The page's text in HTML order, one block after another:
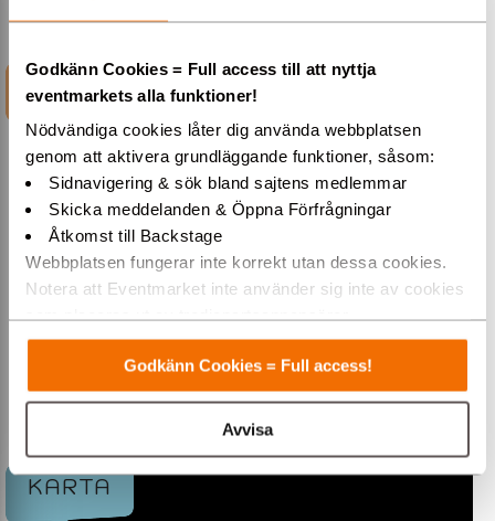
Godkänn Cookies = Full access till att nyttja
eventmarkets alla funktioner!
Nödvändiga cookies låter dig använda webbplatsen
genom att aktivera grundläggande funktioner, såsom:
Sidnavigering & sök bland sajtens medlemmar
Skicka meddelanden & Öppna Förfrågningar
Åtkomst till Backstage
Webbplatsen fungerar inte korrekt utan dessa cookies.
Notera att Eventmarket inte använder sig inte av cookies
som placeras ut av tredjepartsannonsörer.
Varmt välkommen till Eventmarket!
Godkänn Cookies = Full access!
Avvisa
INFORMATION
Gästantal
600
Sittande matgäster
230
EVENT PÅ SÖDRA TEATERN
Södra Teatern i Stockholm erbjuder anrika
eventlokaler och konferenslokaler. Bistår med
egna eventproducenter, catering & personal...
Max kapacitet Mingel: 600 pers
Största konferenslokal/hörsal: 414 pers
Sittande matgäster: 80 / 150 / 100 pers
Fullständiga rättigheter: Ja
Övernattning: Nej
KARTA